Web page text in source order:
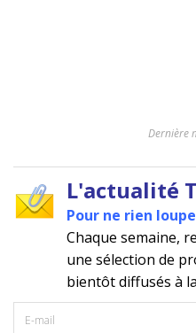
Dernière
L'actualité
Pour ne rien
Chaque semaine,
une sélection de
bientôt diffusés à